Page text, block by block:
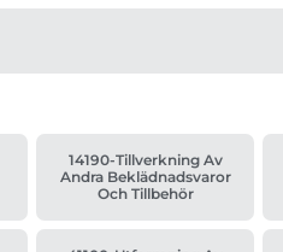
14190-Tillverkning Av
Andra Beklädnadsvaror
Och Tillbehör